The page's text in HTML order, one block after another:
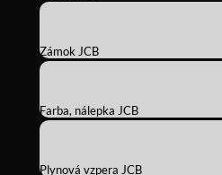
Zámok JCB
Farba, nálepka JCB
Plynová vzpera JCB